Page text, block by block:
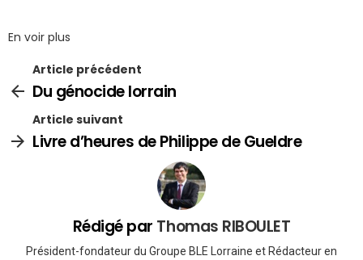
En voir plus
Article précédent
Du génocide lorrain
Article suivant
Livre d’heures de Philippe de Gueldre
Rédigé par Thomas RIBOULET
Président-fondateur du Groupe BLE Lorraine et Rédacteur en